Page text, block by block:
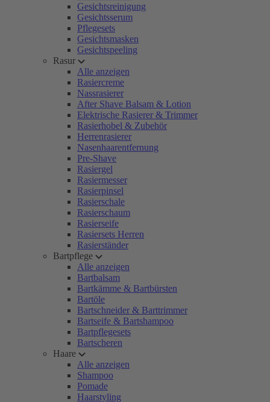
Gesichtsreinigung
Gesichtsserum
Pflegesets
Gesichtsmasken
Gesichtspeeling
Rasur
Alle anzeigen
Rasiercreme
Nassrasierer
After Shave Balsam & Lotion
Elektrische Rasierer & Trimmer
Rasierhobel & Zubehör
Herrenrasierer
Nasenhaarentfernung
Pre-Shave
Rasiergel
Rasiermesser
Rasierpinsel
Rasierschale
Rasierschaum
Rasierseife
Rasiersets Herren
Rasierständer
Bartpflege
Alle anzeigen
Bartbalsam
Bartkämme & Bartbürsten
Bartöle
Bartschneider & Barttrimmer
Bartseife & Bartshampoo
Bartpflegesets
Bartscheren
Haare
Alle anzeigen
Shampoo
Pomade
Haarstyling